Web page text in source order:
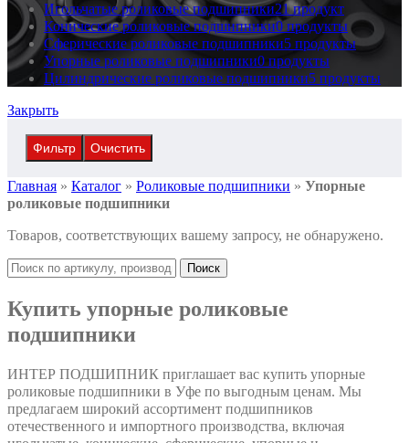
Игольчатые роликовые подшипники21 продукт
Конические роликовые подшипники0 продукты
Сферические роликовые подшипники5 продукты
Упорные роликовые подшипники0 продукты
Цилиндрические роликовые подшипники5 продукты
Закрыть
Фильтр Очистить
Главная » Каталог » Роликовые подшипники » Упорные
роликовые подшипники
Товаров, соответствующих вашему запросу, не обнаружено.
Поиск
Купить упорные роликовые
подшипники
ИНТЕР ПОДШИПНИК приглашает вас купить упорные
роликовые подшипники в Уфе по выгодным ценам. Мы
предлагаем широкий ассортимент подшипников
отечественного и импортного производства, включая